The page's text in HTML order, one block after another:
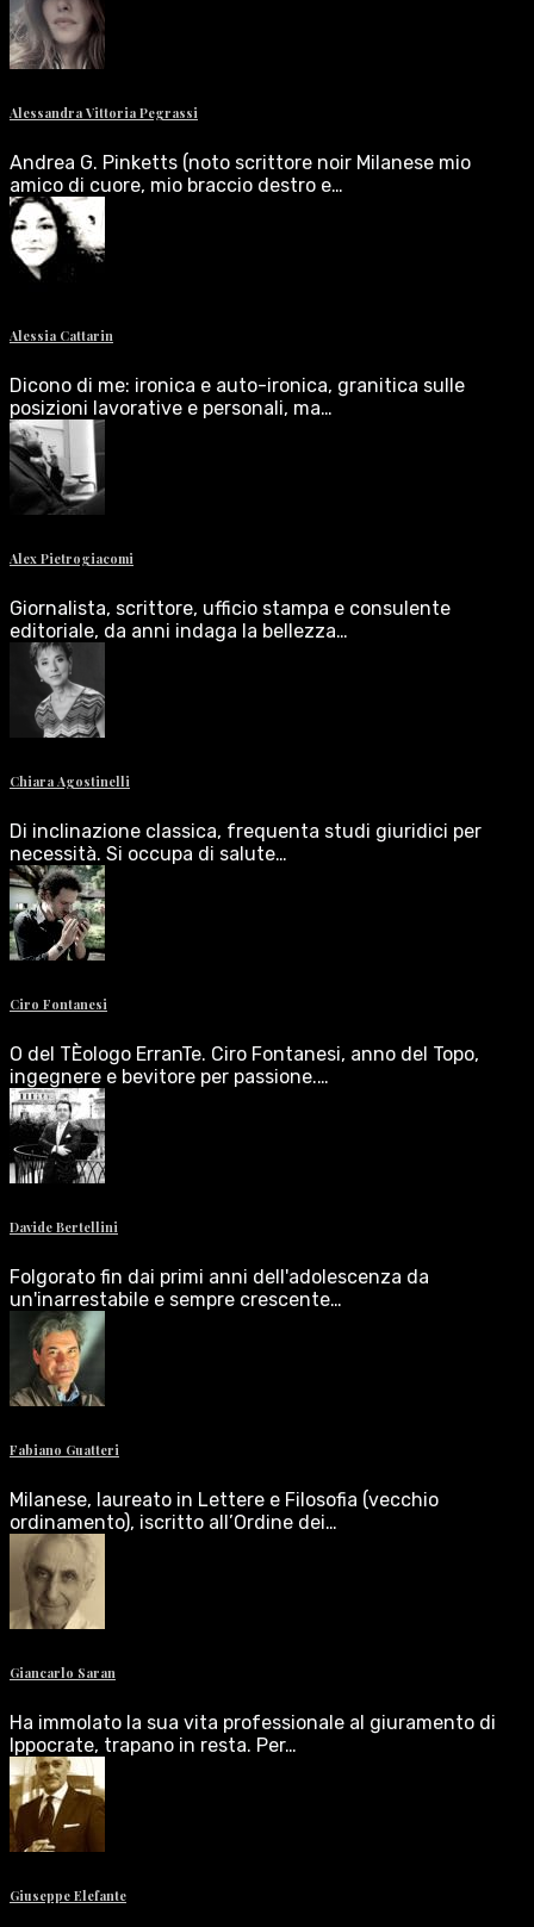
Alessandra Vittoria Pegrassi
Andrea G. Pinketts (noto scrittore noir Milanese mio
amico di cuore, mio braccio destro e…
Alessia Cattarin
Dicono di me: ironica e auto-ironica, granitica sulle
posizioni lavorative e personali, ma…
Alex Pietrogiacomi
Giornalista, scrittore, ufficio stampa e consulente
editoriale, da anni indaga la bellezza…
Chiara Agostinelli
Di inclinazione classica, frequenta studi giuridici per
necessità. Si occupa di salute…
Ciro Fontanesi
O del TÈologo ErranTe. Ciro Fontanesi, anno del Topo,
ingegnere e bevitore per passione.…
Davide Bertellini
Folgorato fin dai primi anni dell'adolescenza da
un'inarrestabile e sempre crescente…
Fabiano Guatteri
Milanese, laureato in Lettere e Filosofia (vecchio
ordinamento), iscritto all’Ordine dei…
Giancarlo Saran
Ha immolato la sua vita professionale al giuramento di
Ippocrate, trapano in resta. Per…
Giuseppe Elefante